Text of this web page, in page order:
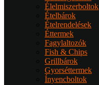
Élelmiszerboltok
Ételbárok
Ételrendelések
Éttermek
Fagylaltozók
Fish & Chips
Grillbárok
Gyorséttermek
Ínyencboltok